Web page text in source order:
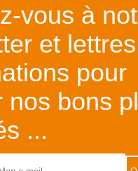
vous à
et lettres
pour
nos bons
...